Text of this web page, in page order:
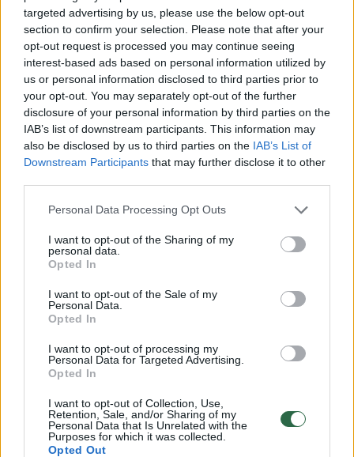
targeted advertising by us, please use the below opt-out
section to confirm your selection. Please note that after your
opt-out request is processed you may continue seeing
interest-based ads based on personal information utilized by
us or personal information disclosed to third parties prior to
your opt-out. You may separately opt-out of the further
disclosure of your personal information by third parties on the
IAB’s list of downstream participants. This information may
also be disclosed by us to third parties on the IAB’s List of
Downstream Participants that may further disclose it to other
Personal Data Processing Opt Outs
I want to opt-out of the Sharing of my
personal data.
Opted In
I want to opt-out of the Sale of my
Personal Data.
Opted In
I want to opt-out of processing my
Personal Data for Targeted Advertising.
Opted In
I want to opt-out of Collection, Use,
Retention, Sale, and/or Sharing of my
Personal Data that Is Unrelated with the
Purposes for which it was collected.
Opted Out
Susiję straipsniai
žuvo 10 naujagimių, dar 16
būklė kritinė
Jis iškėlė sąlygą, kad protestuotojai, įžengę į
parlamentą ir šalia esantį prezidento
administracijos pastatą, atlaisvintų patalpas.